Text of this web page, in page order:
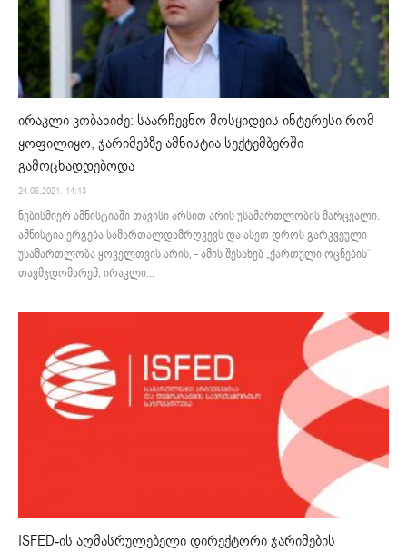
ირაკლი კობახიძე: საარჩევნო მოსყიდვის ინტერესი რომ
ყოფილიყო, ჯარიმებზე ამნისტია სექტემბერში
გამოცხადდებოდა
24.06.2021. 14:13
ნებისმიერ ამნისტიაში თავისი არსით არის უსამართლობის მარცვალი.
ამნისტია ერგება სამართალდამრღვევს და ასეთ დროს გარკვეული
უსამართლობა ყოველთვის არის, - ამის შესახებ „ქართული ოცნების“
თავმჯდომარემ, ირაკლი...
ISFED-ის აღმასრულებელი დირექტორი ჯარიმების